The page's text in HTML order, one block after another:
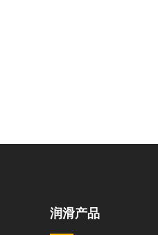
润滑产品